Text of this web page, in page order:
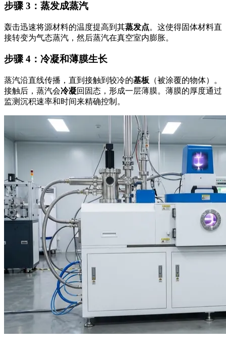
步骤 3：蒸发成蒸汽
轰击迅速将源材料的温度提高到其蒸发点。这使得固体材料直
接转变为气态蒸汽，然后蒸汽在真空室内膨胀。
步骤 4：冷凝和薄膜生长
蒸汽沿直线传播，直到接触到较冷的基板 （被涂覆的物体）。
接触后，蒸汽会冷凝回固态，形成一层薄膜。薄膜的厚度通过
监测沉积速率和时间来精确控制。